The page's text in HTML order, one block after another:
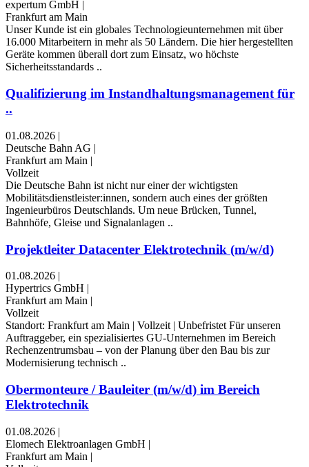
expertum GmbH
Frankfurt am Main
Unser Kunde ist ein globales Technologieunternehmen mit über
16.000 Mitarbeitern in mehr als 50 Ländern. Die hier hergestellten
Geräte kommen überall dort zum Einsatz, wo höchste
Sicherheitsstandards ..
Qualifizierung im Instandhaltungsmanagement für
..
01.08.2026 |
Deutsche Bahn AG |
Frankfurt am Main |
Vollzeit
Die Deutsche Bahn ist nicht nur einer der wichtigsten
Mobilitätsdienstleister:innen, sondern auch eines der größten
Ingenieurbüros Deutschlands. Um neue Brücken, Tunnel,
Bahnhöfe, Gleise und Signalanlagen ..
Projektleiter Datacenter Elektrotechnik (m/w/d)
01.08.2026 |
Hypertrics GmbH |
Frankfurt am Main |
Vollzeit
Standort: Frankfurt am Main | Vollzeit | Unbefristet Für unseren
Auftraggeber, ein spezialisiertes GU-Unternehmen im Bereich
Rechenzentrumsbau – von der Planung über den Bau bis zur
Modernisierung technisch ..
Obermonteure / Bauleiter (m/w/d) im Bereich
Elektrotechnik
01.08.2026 |
Elomech Elektroanlagen GmbH |
Frankfurt am Main |